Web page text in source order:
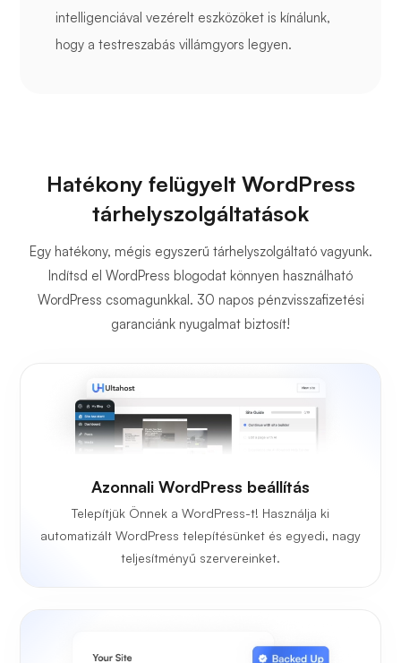
intelligenciával vezérelt eszközöket is kínálunk,
hogy a testreszabás villámgyors legyen.
Hatékony felügyelt WordPress
tárhelyszolgáltatások
Egy hatékony, mégis egyszerű tárhelyszolgáltató vagyunk.
Indítsd el WordPress blogodat könnyen használható
WordPress csomagunkkal. 30 napos pénzvisszafizetési
garanciánk nyugalmat biztosít!
Azonnali WordPress beállítás
Telepítjük Önnek a WordPress-t! Használja ki
automatizált WordPress telepítésünket és egyedi, nagy
teljesítményű szervereinket.